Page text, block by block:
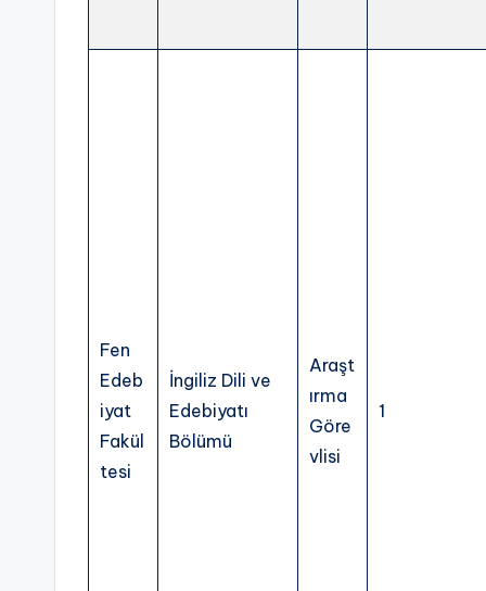
Fen
Edeb
iyat
Fakül
tesi
İngiliz Dili ve
Edebiyatı
Bölümü
Araşt
ırma
Göre
vlisi
1